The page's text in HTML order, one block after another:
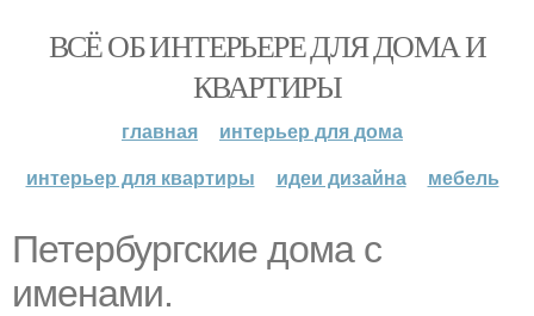
ВСЁ ОБ ИНТЕРЬЕРЕ ДЛЯ ДОМА И
КВАРТИРЫ
главная
интерьер для дома
интерьер для квартиры
идеи дизайна мебель
Петербургские дома с
именами.